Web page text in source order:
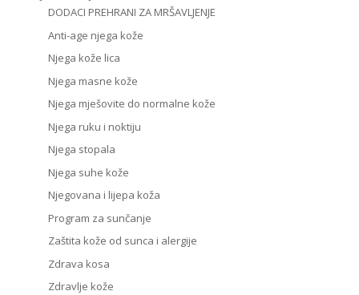
DODACI PREHRANI ZA MRŠAVLJENJE
Anti-age njega kože
Njega kože lica
Njega masne kože
Njega mješovite do normalne kože
Njega ruku i noktiju
Njega stopala
Njega suhe kože
Njegovana i lijepa koža
Program za sunčanje
Zaštita kože od sunca i alergije
Zdrava kosa
Zdravlje kože